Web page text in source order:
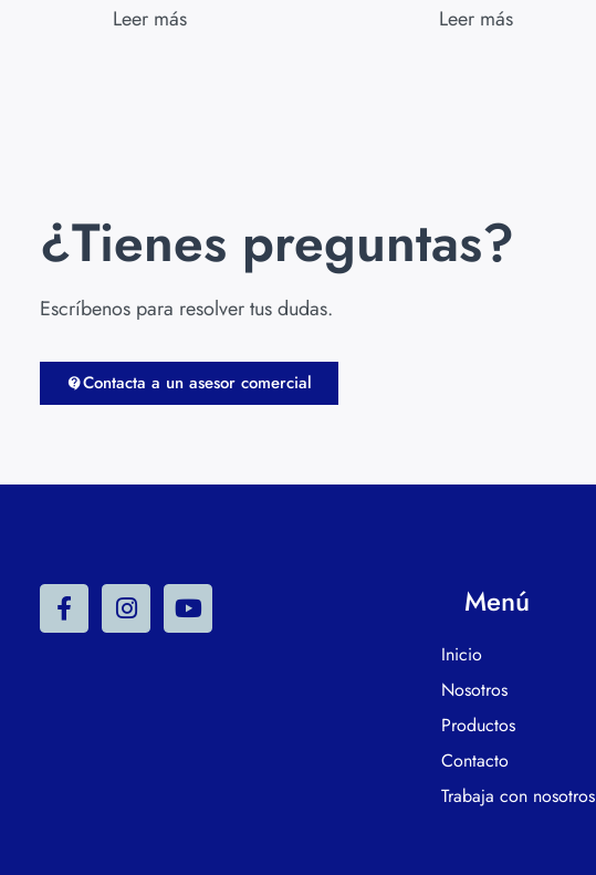
Leer más
Leer más
¿Tienes preguntas?
Escríbenos para resolver tus dudas.
Contacta a un asesor comercial
Menú
Inicio
Nosotros
Productos
Contacto
Trabaja con nosotros